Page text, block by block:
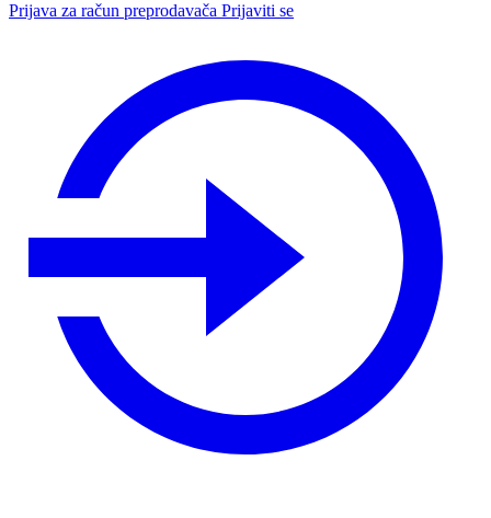
Prijava za račun preprodavača Prijaviti se